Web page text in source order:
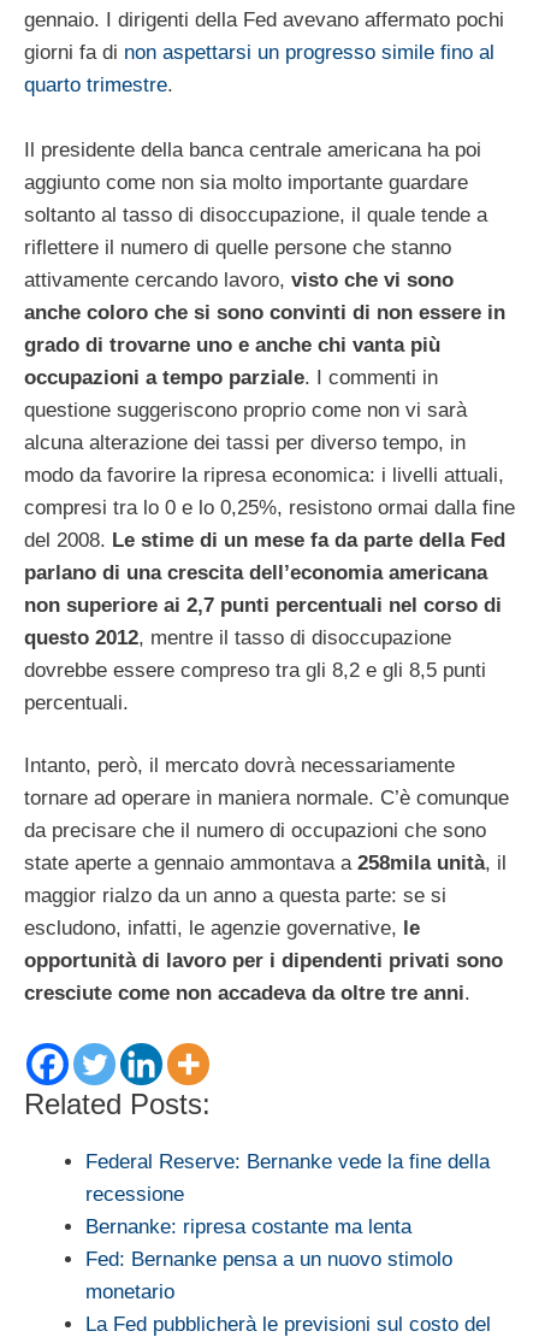
gennaio. I dirigenti della Fed avevano affermato pochi
giorni fa di non aspettarsi un progresso simile fino al
quarto trimestre.
Il presidente della banca centrale americana ha poi
aggiunto come non sia molto importante guardare
soltanto al tasso di disoccupazione, il quale tende a
riflettere il numero di quelle persone che stanno
attivamente cercando lavoro, visto che vi sono
anche coloro che si sono convinti di non essere in
grado di trovarne uno e anche chi vanta più
occupazioni a tempo parziale. I commenti in
questione suggeriscono proprio come non vi sarà
alcuna alterazione dei tassi per diverso tempo, in
modo da favorire la ripresa economica: i livelli attuali,
compresi tra lo 0 e lo 0,25%, resistono ormai dalla fine
del 2008. Le stime di un mese fa da parte della Fed
parlano di una crescita dell’economia americana
non superiore ai 2,7 punti percentuali nel corso di
questo 2012, mentre il tasso di disoccupazione
dovrebbe essere compreso tra gli 8,2 e gli 8,5 punti
percentuali.
Intanto, però, il mercato dovrà necessariamente
tornare ad operare in maniera normale. C’è comunque
da precisare che il numero di occupazioni che sono
state aperte a gennaio ammontava a 258mila unità, il
maggior rialzo da un anno a questa parte: se si
escludono, infatti, le agenzie governative, le
opportunità di lavoro per i dipendenti privati sono
cresciute come non accadeva da oltre tre anni.
Related Posts:
Federal Reserve: Bernanke vede la fine della
recessione
Bernanke: ripresa costante ma lenta
Fed: Bernanke pensa a un nuovo stimolo
monetario
La Fed pubblicherà le previsioni sul costo del